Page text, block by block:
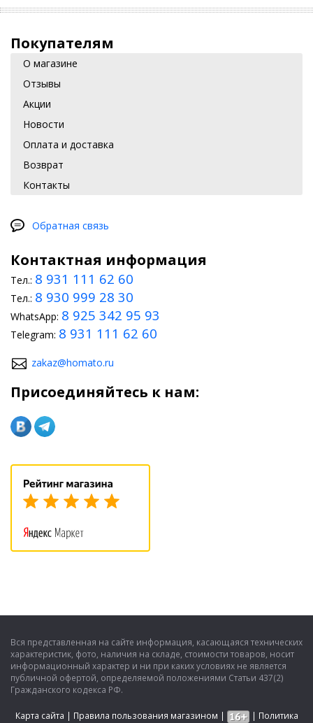
Покупателям
О магазине
Отзывы
Акции
Новости
Оплата и доставка
Возврат
Контакты
Обратная связь
Контактная информация
Тел.: 8 931 111 62 60
Тел.: 8 930 999 28 30
WhatsApp: 8 925 342 95 93
Telegram: 8 931 111 62 60
zakaz@homato.ru
Присоединяйтесь к нам:
Вся представленная на сайте информация, касающаяся технических
характеристик, фото, наличия на складе, стоимости товаров, носит
информационный характер и ни при каких условиях не является
публичной офертой, определяемой положениями Статьи 437(2)
Гражданского кодекса РФ.
Карта сайта | Правила пользования магазином | | Политика